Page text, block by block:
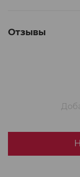
Отзывы